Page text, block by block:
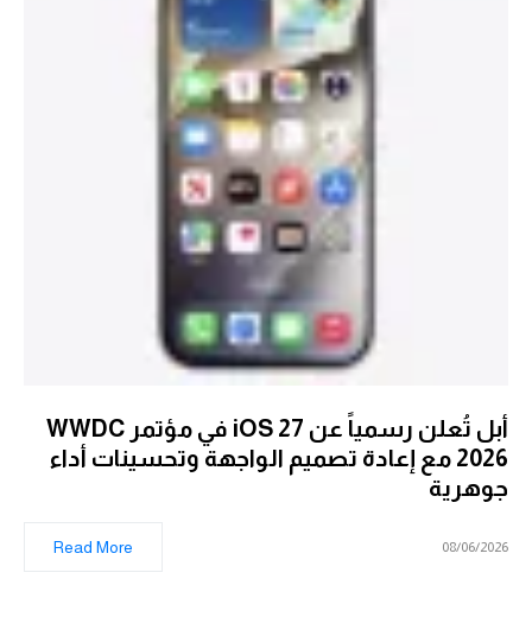
أبل تُعلن رسمياً عن iOS 27 في مؤتمر WWDC
2026 مع إعادة تصميم الواجهة وتحسينات أداء
جوهرية
08/06/2026
Read More